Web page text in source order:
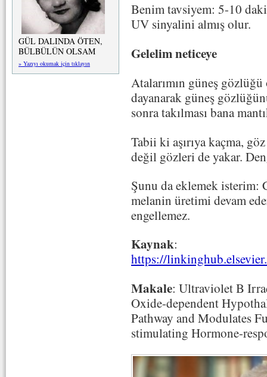
GÜL DALINDA ÖTEN,
BÜLBÜLÜN OLSAM
» Yazıyı okumak için tıklayın
Benim tavsiyem: 5-10
UV sinyalini almış olur.
Gelelim neticeye
Atalarımın güneş
dayanarak güneş
sonra takılması bana
Tabii ki aşırıya kaçma,
değil gözleri de yakar.
Şunu da eklemek isterim:
melanin üretimi devam
engellemez.
Kaynak:
https://
Makale: Ultraviolet B
Oxide-dependent
Pathway and Modulates
stimulating Hormone-